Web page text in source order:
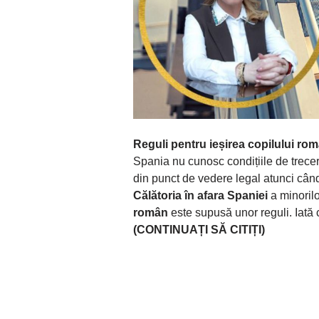
Reguli pentru ieșirea copilului
Spania nu cunosc condițiile de
din punct de vedere legal atunci
Călătoria în afara Spaniei a
român este supusă unor reguli. Iată
(CONTINUAȚI SĂ CITIȚI)